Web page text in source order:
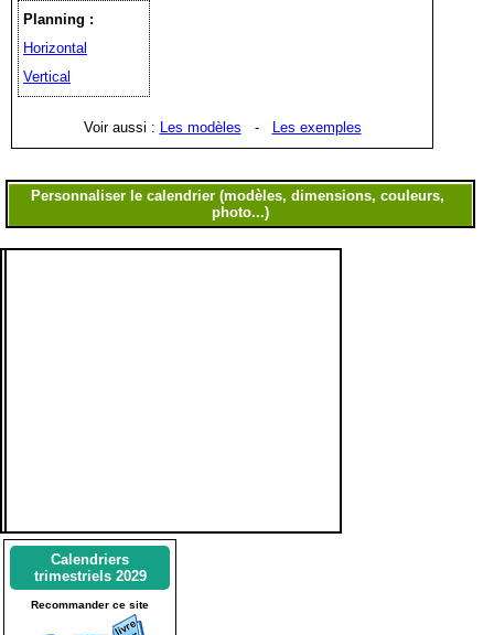
Planning :
Horizontal
Vertical
Voir aussi : Les modèles - Les exemples
Calendriers
trimestriels 2029
Recommander ce site